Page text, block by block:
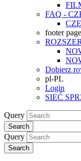
FAQ -
footer
Dobierz
pl-PL
Login
SIEĆ
Query
Search
Query
Search